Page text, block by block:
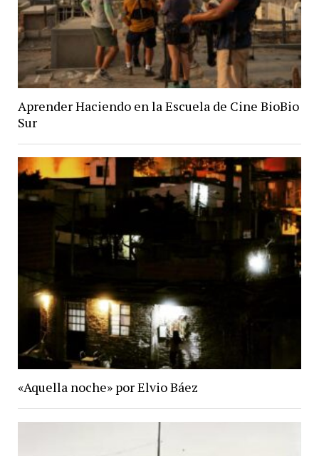
Aprender Haciendo en la Escuela de Cine BioBio
Sur
«Aquella noche» por Elvio Báez